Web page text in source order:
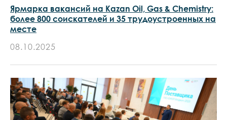
Ярмарка вакансий на Kazan Oil, Gas & Chemistry:
более 800 соискателей и 35 трудоустроенных на
месте
08.10.2025